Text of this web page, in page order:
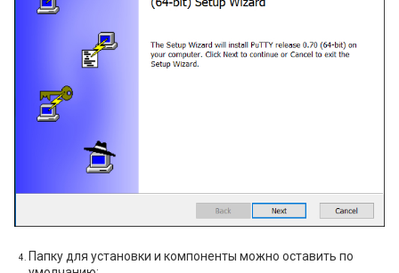
Папку для установки и компоненты можно оставить по